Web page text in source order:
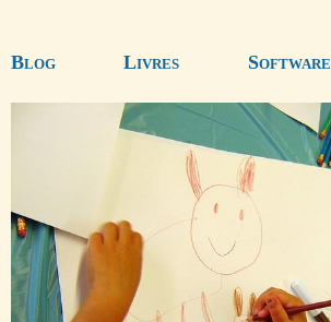
Blog Livres Software